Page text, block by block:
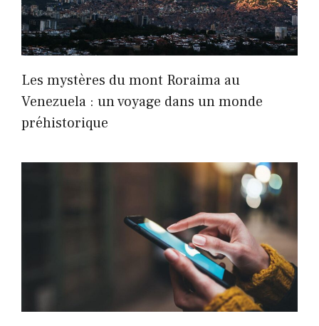
Les mystères du mont Roraima au
Venezuela : un voyage dans un monde
préhistorique